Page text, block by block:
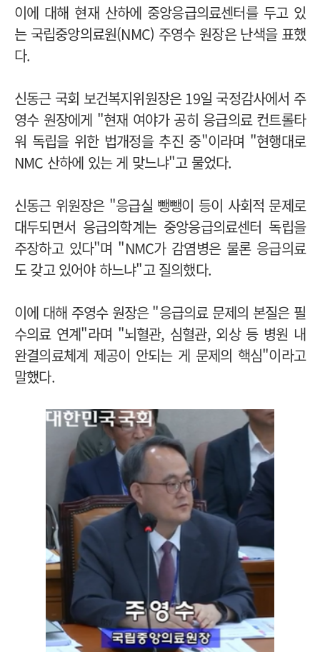
이에 대해 현재 산하에 중앙응급의료센터를 두고 있
는 국립중앙의료원(NMC) 주영수 원장은 난색을 표했
다.
신동근 국회 보건복지위원장은 19일 국정감사에서 주
영수 원장에게 "현재 여야가 공히 응급의료 컨트롤타
워 독립을 위한 법개정을 추진 중"이라며 "현행대로
NMC 산하에 있는 게 맞느냐"고 물었다.
신동근 위원장은 "응급실 뺑뺑이 등이 사회적 문제로
대두되면서 응급의학계는 중앙응급의료센터 독립을
주장하고 있다"며 "NMC가 감염병은 물론 응급의료
도 갖고 있어야 하느냐"고 질의했다.
이에 대해 주영수 원장은 "응급의료 문제의 본질은 필
수의료 연계"라며 "뇌혈관, 심혈관, 외상 등 병원 내
완결의료체계 제공이 안되는 게 문제의 핵심"이라고
말했다.